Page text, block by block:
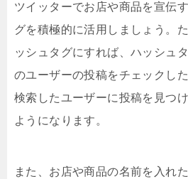
ツイッターでお店や商品を宣伝
グを積極的に活用しましょう。
ッシュタグにすれば、ハッシュ
のユーザーの投稿をチェックし
検索したユーザーに投稿を見つ
ようになります。
また、お店や商品の名前を入れ